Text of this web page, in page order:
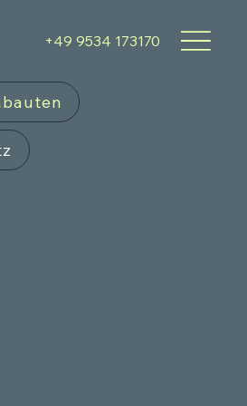
‭+49 9534 173170‬